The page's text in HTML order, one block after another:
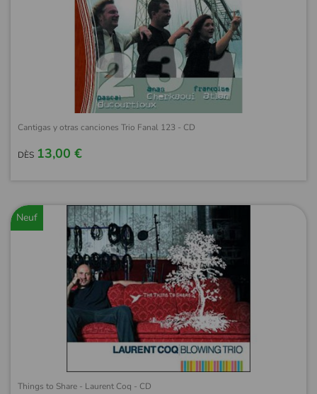
Cantigas y otras canciones Trio Fanal 123 - CD
DÈS 13,00 €
Neuf
Things to Share - Laurent Coq - CD